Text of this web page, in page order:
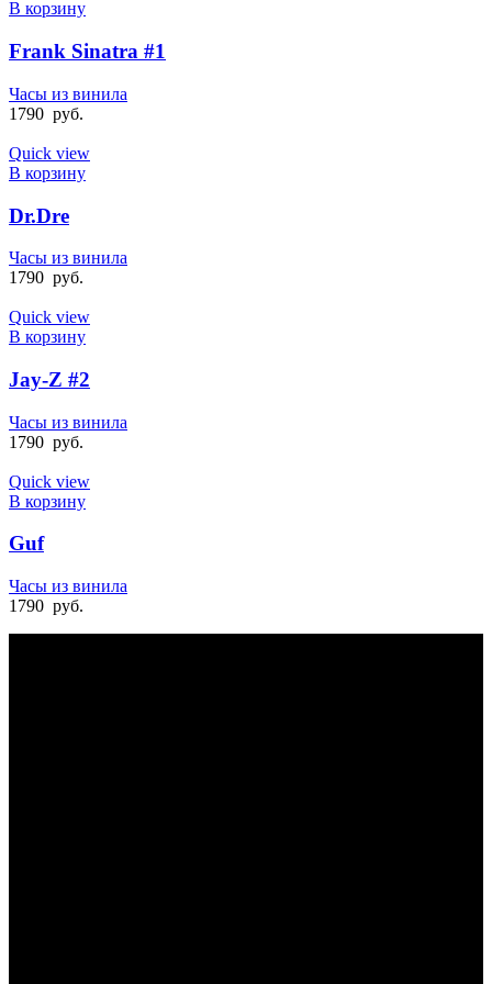
В корзину
Frank Sinatra #1
Часы из винила
1790 руб.
Quick view
В корзину
Dr.Dre
Часы из винила
1790 руб.
Quick view
В корзину
Jay-Z #2
Часы из винила
1790 руб.
Quick view
В корзину
Guf
Часы из винила
1790 руб.